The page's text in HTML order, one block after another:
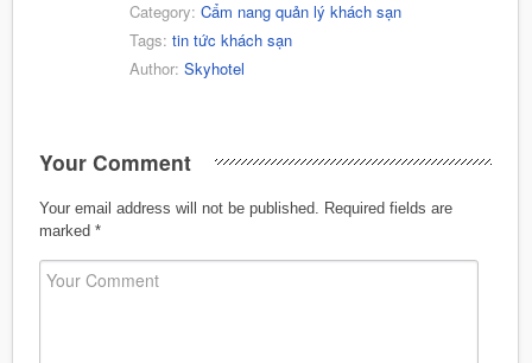
Category: Cẩm nang quản lý khách sạn
Tags: tin tức khách sạn
Author: Skyhotel
Your Comment
Your email address will not be published.
Required fields are
marked *